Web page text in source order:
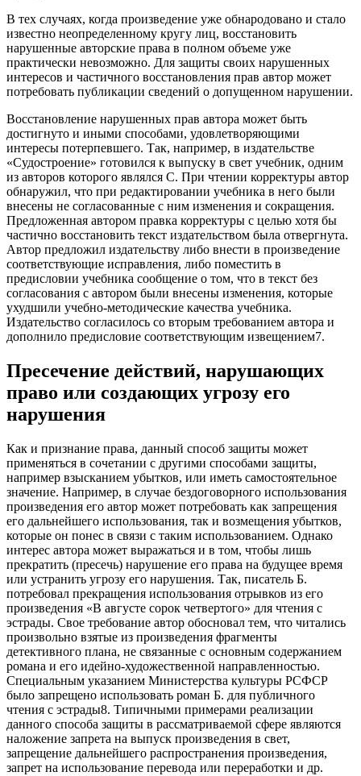
В тех случаях, когда произведение уже обнародовано и стало
известно неопределенному кругу лиц, восстановить
нарушенные авторские права в полном объеме уже
практически невозможно. Для защиты своих нарушенных
интересов и частичного восстановления прав автор может
потребовать публикации сведений о допущенном нарушении.
Восстановление нарушенных прав автора может быть
достигнуто и иными способами, удовлетворяющими
интересы потерпевшего. Так, например, в издательстве
«Судостроение» готовился к выпуску в свет учебник, одним
из авторов которого являлся С. При чтении корректуры автор
обнаружил, что при редактировании учебника в него были
внесены не согласованные с ним изменения и сокращения.
Предложенная автором правка корректуры с целью хотя бы
частично восстановить текст издательством была отвергнута.
Автор предложил издательству либо внести в произведение
соответствующие исправления, либо поместить в
предисловии учебника сообщение о том, что в текст без
согласования с автором были внесены изменения, которые
ухудшили учебно-методические качества учебника.
Издательство согласилось со вторым требованием автора и
дополнило предисловие соответствующим извещением7.
Пресечение действий, нарушающих
право или создающих угрозу его
нарушения
Как и признание права, данный способ защиты может
применяться в сочетании с другими способами защиты,
например взысканием убытков, или иметь самостоятельное
значение. Например, в случае бездоговорного использования
произведения его автор может потребовать как запрещения
его дальнейшего использования, так и возмещения убытков,
которые он понес в связи с таким использованием. Однако
интерес автора может выражаться и в том, чтобы лишь
прекратить (пресечь) нарушение его права на будущее время
или устранить угрозу его нарушения. Так, писатель Б.
потребовал прекращения использования отрывков из его
произведения «В августе сорок четвертого» для чтения с
эстрады. Свое требование автор обосновал тем, что читались
произвольно взятые из произведения фрагменты
детективного плана, не связанные с основным содержанием
романа и его идейно-художественной направленностью.
Специальным указанием Министерства культуры РСФСР
было запрещено использовать роман Б. для публичного
чтения с эстрады8. Типичными примерами реализации
данного способа защиты в рассматриваемой сфере являются
наложение запрета на выпуск произведения в свет,
запрещение дальнейшего распространения произведения,
запрет на использование перевода или переработки и др.